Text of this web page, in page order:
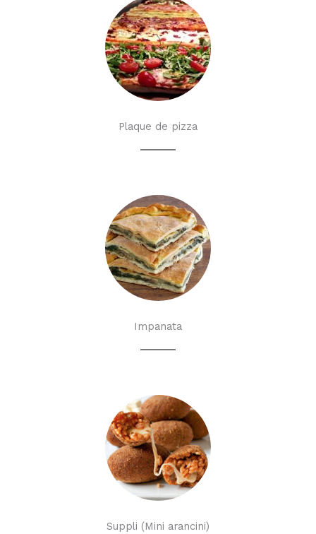
Plaque de pizza
Impanata
Suppli (Mini arancini)